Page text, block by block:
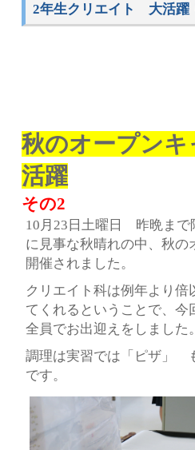
2年生クリエイト 大活躍
秋のオープン
活躍
その2
10月23日土曜日 昨晩まで
に見事な秋晴れの中、秋の
開催されました。
クリエイト科は例年より倍
てくれるということで、今
全員でお出迎えをしました。
調理は実習では「ピザ」
です。